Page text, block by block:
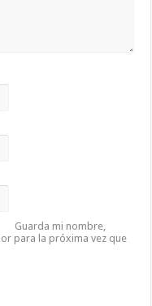
Guarda mi nombre,
para la próxima vez que